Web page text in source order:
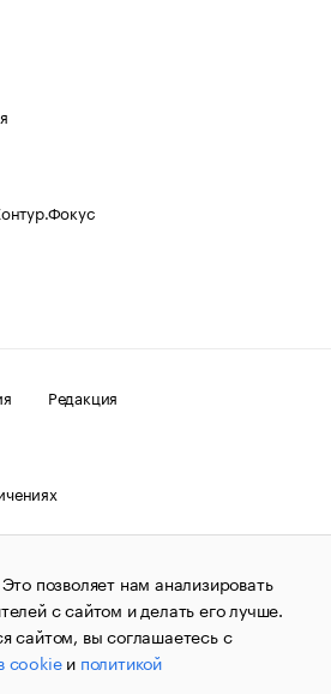
Редакция
О соблюдении авторских прав
1995–2026.Сообщения
агентства «РБК»
службой по надзору в сфере
технологий и массовых
09.12.2015 за номером ИА
пометкой «РБК». Отдельные
позволяет нам анализировать
с сайтом и делать его лучше.
сайтом, вы соглашаетесь с
cookieи политикой